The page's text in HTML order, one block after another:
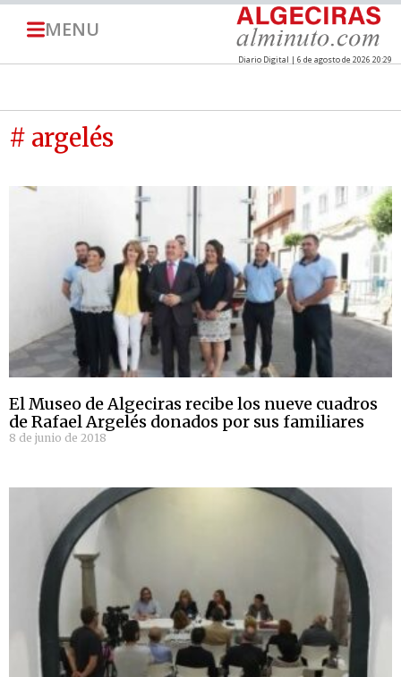
MENU
Diario Digital | 6 de agosto de 2026 20:29
# argelés
El Museo de Algeciras recibe los nueve cuadros
de Rafael Argelés donados por sus familiares
8 de junio de 2018